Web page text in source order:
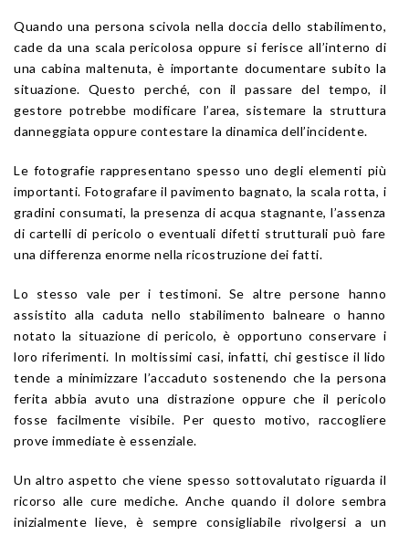
Quando una persona scivola nella doccia dello stabilimento,
cade da una scala pericolosa oppure si ferisce all’interno di
una cabina maltenuta, è importante documentare subito la
situazione. Questo perché, con il passare del tempo, il
gestore potrebbe modificare l’area, sistemare la struttura
danneggiata oppure contestare la dinamica dell’incidente.
Le fotografie rappresentano spesso uno degli elementi più
importanti. Fotografare il pavimento bagnato, la scala rotta, i
gradini consumati, la presenza di acqua stagnante, l’assenza
di cartelli di pericolo o eventuali difetti strutturali può fare
una differenza enorme nella ricostruzione dei fatti.
Lo stesso vale per i testimoni. Se altre persone hanno
assistito alla caduta nello stabilimento balneare o hanno
notato la situazione di pericolo, è opportuno conservare i
loro riferimenti. In moltissimi casi, infatti, chi gestisce il lido
tende a minimizzare l’accaduto sostenendo che la persona
ferita abbia avuto una distrazione oppure che il pericolo
fosse facilmente visibile. Per questo motivo, raccogliere
prove immediate è essenziale.
Un altro aspetto che viene spesso sottovalutato riguarda il
ricorso alle cure mediche. Anche quando il dolore sembra
inizialmente lieve, è sempre consigliabile rivolgersi a un